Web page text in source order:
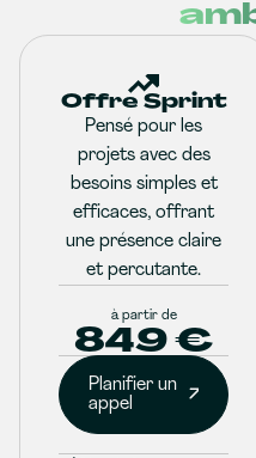
Offre Sprint
Pensé pour les
projets avec des
besoins simples et
efficaces, offrant
une présence claire
et percutante.
à partir de
849 €
Planifier un
appel